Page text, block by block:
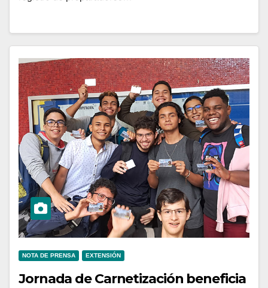
NOTA DE PRENSA EXTENSIÓN
Jornada de Carnetización beneficia